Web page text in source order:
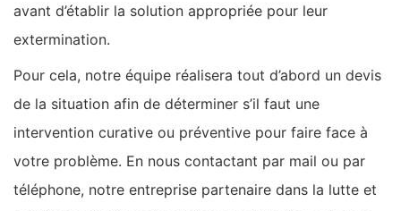
avant d’établir la solution appropriée pour leur
extermination.
Pour cela, notre équipe réalisera tout d’abord un devis
de la situation afin de déterminer s’il faut une
intervention curative ou préventive pour faire face à
votre problème. En nous contactant par mail ou par
téléphone, notre entreprise partenaire dans la lutte et